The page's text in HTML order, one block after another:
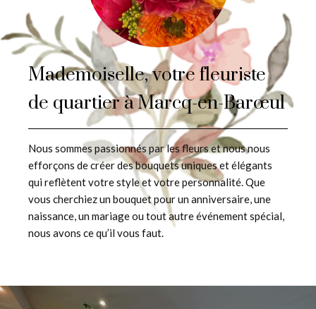
Mademoiselle, votre fleuriste
de quartier à Marcq-en-Barœul
Nous sommes passionnés par les fleurs et nous nous
efforçons de créer des bouquets uniques et élégants
qui reflètent votre style et votre personnalité. Que
vous cherchiez un bouquet pour un anniversaire, une
naissance, un mariage ou tout autre événement spécial,
nous avons ce qu’il vous faut.